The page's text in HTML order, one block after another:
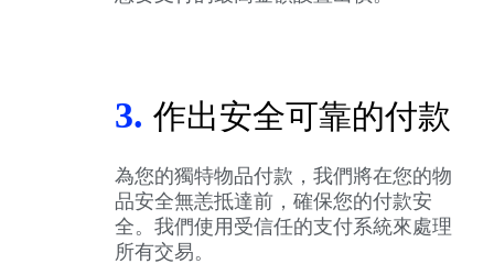
3. 作出安全可靠的付款
為您的獨特物品付款，我們將在您的物
品安全無恙抵達前，確保您的付款安
全。我們使用受信任的支付系統來處理
所有交易。